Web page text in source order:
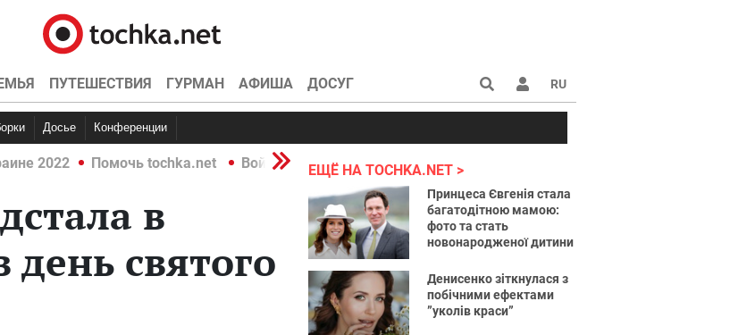
ПУТЕШЕСТВИЯ ГУРМАН АФИША ДОСУГ RU
Досье Конференции
2022 Помочь tochka.net Война в Украине 2022
в
святого
ЕЩЁ НА TOCHKA.NET
Принцеса Євгенія стала
багатодітною мамою:
фото та стать
новонародженої дитини
Денисенко зіткнулася з
побічними ефектами
”уколів краси”